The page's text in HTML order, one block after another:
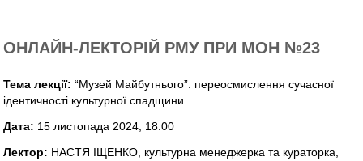
ОНЛАЙН-ЛЕКТОРІЙ РМУ ПРИ МОН №23
Тема лекції: “Музей Майбутнього”: переосмислення сучасної
ідентичності культурної спадщини.
Дата: 15 листопада 2024, 18:00
Лектор: НАСТЯ ІЩЕНКО, культурна менеджерка та кураторка,